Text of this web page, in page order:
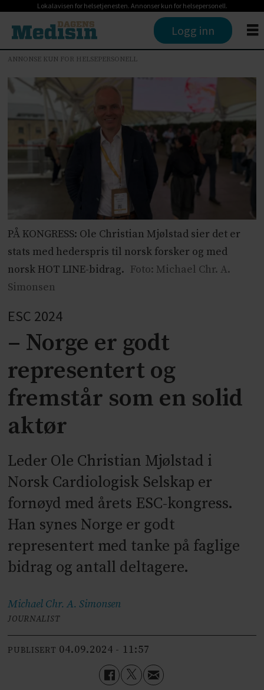
Lokalavisen for helsetjenesten. Annonser kun for helsepersonell.
Logg inn
ANNONSE KUN FOR HELSEPERSONELL
PÅ KONGRESS: Ole Christian Mjølstad sier det er
stats med hederspris til norsk forsker og med
norsk HOT LINE-bidrag. Foto: Michael Chr. A.
Simonsen
ESC 2024
– Norge er godt
representert og
fremstår som en solid
aktør
Leder Ole Christian Mjølstad i
Norsk Cardiologisk Selskap er
fornøyd med årets ESC-kongress.
Han synes Norge er godt
representert med tanke på faglige
bidrag og antall deltagere.
Michael Chr. A. Simonsen
JOURNALIST
PUBLISERT 04.09.2024 - 11:57